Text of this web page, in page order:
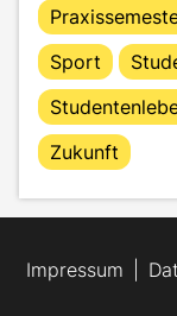
Sport
Zukunft
Impressum